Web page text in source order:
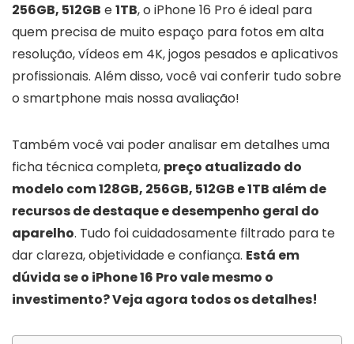
256GB, 512GB e1TB, o iPhone 16 Pro é ideal para
quem precisa de muito espaço para fotos em alta
resolução, vídeos em 4K, jogos pesados e aplicativos
profissionais. Além disso, você vai conferir tudo sobre
o smartphone mais nossa avaliação!
Também você vai poder analisar em detalhes uma
ficha técnica completa, preço atualizado do
modelo com 128GB, 256GB, 512GB e 1TB além de
recursos de destaque e desempenho geral do
aparelho. Tudo foi cuidadosamente filtrado para te
dar clareza, objetividade e confiança. Está em
dúvida se o iPhone 16 Pro vale mesmo o
investimento? Veja agora todos os detalhes!